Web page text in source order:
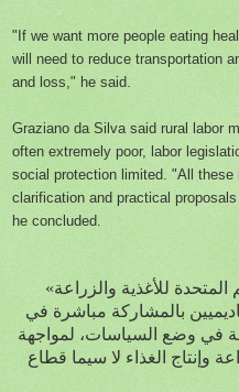
"If we want more people eating
will need to reduce transportation
and loss," he said.
Graziano da Silva said rural labor
often extremely poor, labor
social protection limited. "All these
clarification and practical
he concluded.
للأغذية والزراعة»
بالمشاركة مباشرة في
في وضع السياسات، لمواجهة
وإنتاج الغذاء لا سيما قطاع